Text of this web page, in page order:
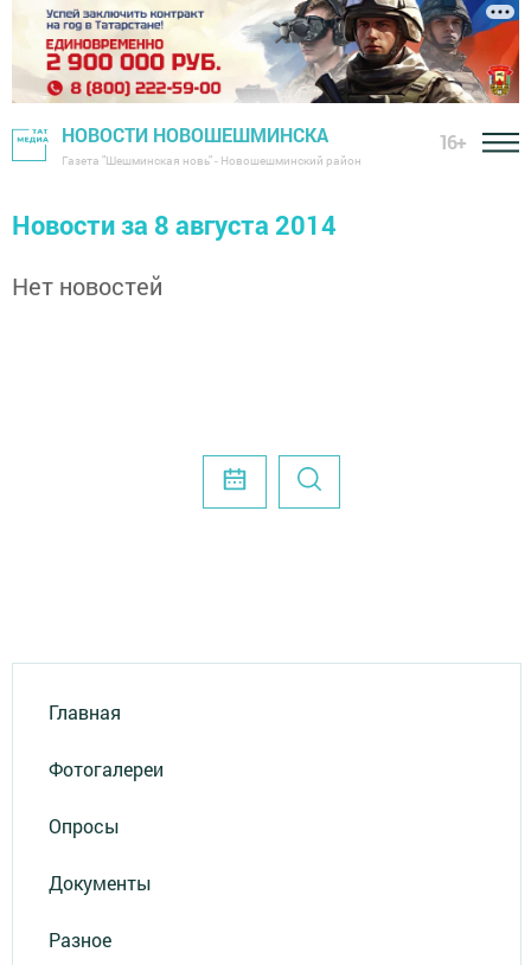
НОВОСТИ НОВОШЕШМИНСКА
Газета "Шешминская новь" - Новошешминский район
16+
Новости за 8 августа 2014
Нет новостей
Главная
Фотогалереи
Опросы
Документы
Разное